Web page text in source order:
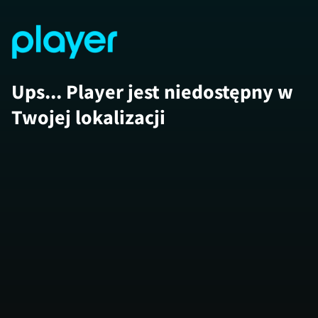
Ups... Player jest niedostępny w
Twojej lokalizacji